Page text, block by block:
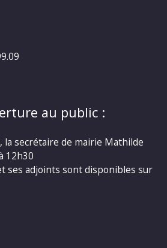
au public :
la secrétaire de mairie Mathilde
12h30
ses adjoints sont disponibles sur